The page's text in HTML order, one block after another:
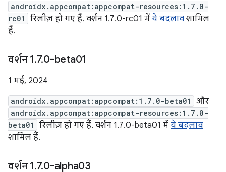
androidx.appcompat:appcompat-resources:1.7.0-
rc01
रिलीज़ हो गए हैं. वर्शन 1.7.0-rc01 में ये बदलाव शामिल
हैं.
वर्शन 1.7.0-beta01
1 मई, 2024
androidx.appcompat:appcompat:1.7.0-beta01 और
androidx.appcompat:appcompat-resources:1.7.0-
beta01
रिलीज़ हो गए हैं. वर्शन 1.7.0-beta01 में ये बदलाव
शामिल हैं.
वर्शन 1.7.0-alpha03